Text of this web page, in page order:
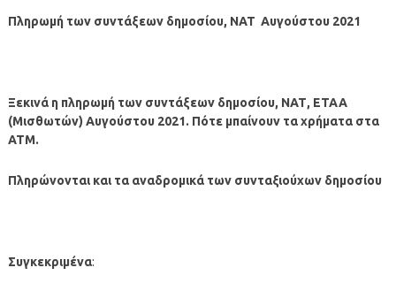
Πληρωμή των συντάξεων δημοσίου, ΝΑΤ Αυγούστου2021
Ξεκινά η πληρωμή των συντάξεων δημοσίου, ΝΑΤ, ΕΤΑΑ
(Μισθωτών) Αυγούστου 2021. Πότε μπαίνουν τα χρήματα στα
ΑΤΜ.
Πληρώνονται και τα αναδρομικά των συνταξιούχων δημοσίου
Συγκεκριμένα: